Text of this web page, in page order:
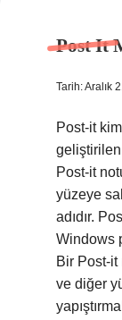
Post It
Tarih: Aralık
Post-it
geliştirilen
Post-it
yüzeye
adıdır.
Windows
Bir Post-it
ve diğer